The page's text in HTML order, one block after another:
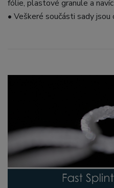
fólie, plastové granule a
• Veškeré součásti sady